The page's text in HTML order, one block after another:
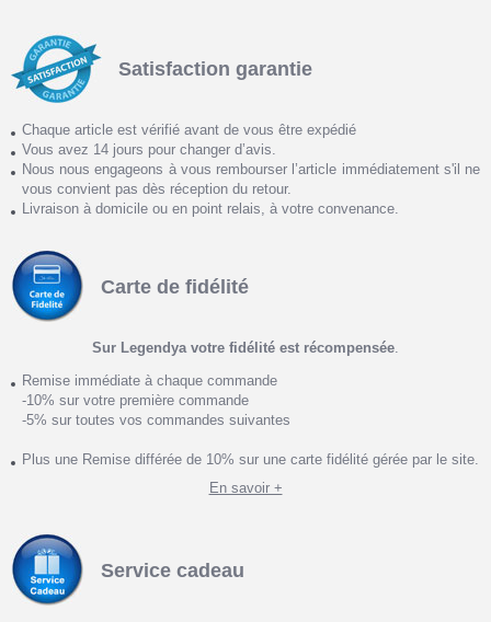
Satisfaction garantie
Chaque article est vérifié avant de vous être expédié
Vous avez 14 jours pour changer d’avis.
Nous nous engageons à vous rembourser l’article immédiatement s'il ne
vous convient pas dès réception du retour.
Livraison à domicile ou en point relais, à votre convenance.
Carte de fidélité
Sur Legendya votre fidélité est récompensée.
Remise immédiate à chaque commande
-10% sur votre première commande
-5% sur toutes vos commandes suivantes
Plus une Remise différée de 10% sur une carte fidélité gérée par le site.
En savoir +
Service cadeau